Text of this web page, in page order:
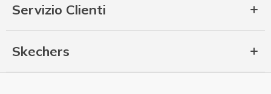
Servizio Clienti
Skechers